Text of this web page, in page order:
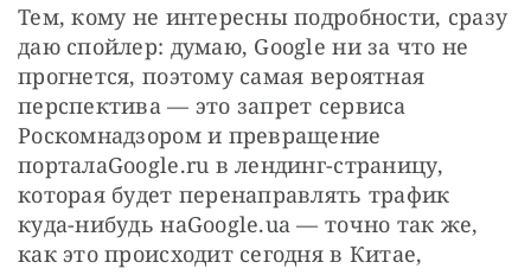
Тем, кому не интересны подробности, сразу
даю спойлер: думаю, Google ни за что не
прогнется, поэтому самая вероятная
перспектива — это запрет сервиса
Роскомнадзором и превращение
порталаGoogle.ru в лендинг-страницу,
которая будет перенаправлять трафик
куда-нибудь наGoogle.ua — точно так же,
как это происходит сегодня в Китае,